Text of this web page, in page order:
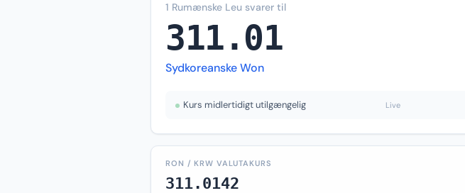
1 Rumænske Leu svarer til
311.01
Sydkoreanske Won
Kurs midlertidigt utilgængelig Live
RON / KRW VALUTAKURS
311.0142